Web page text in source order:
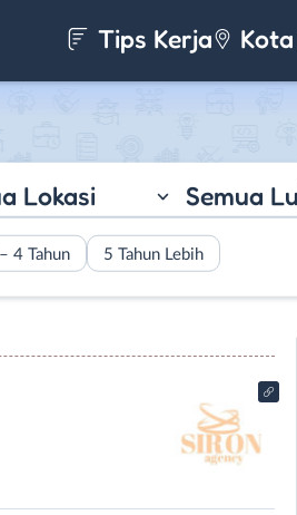
Tips Kerja
Lokasi Semua
4 Tahun 5 Tahun Lebih